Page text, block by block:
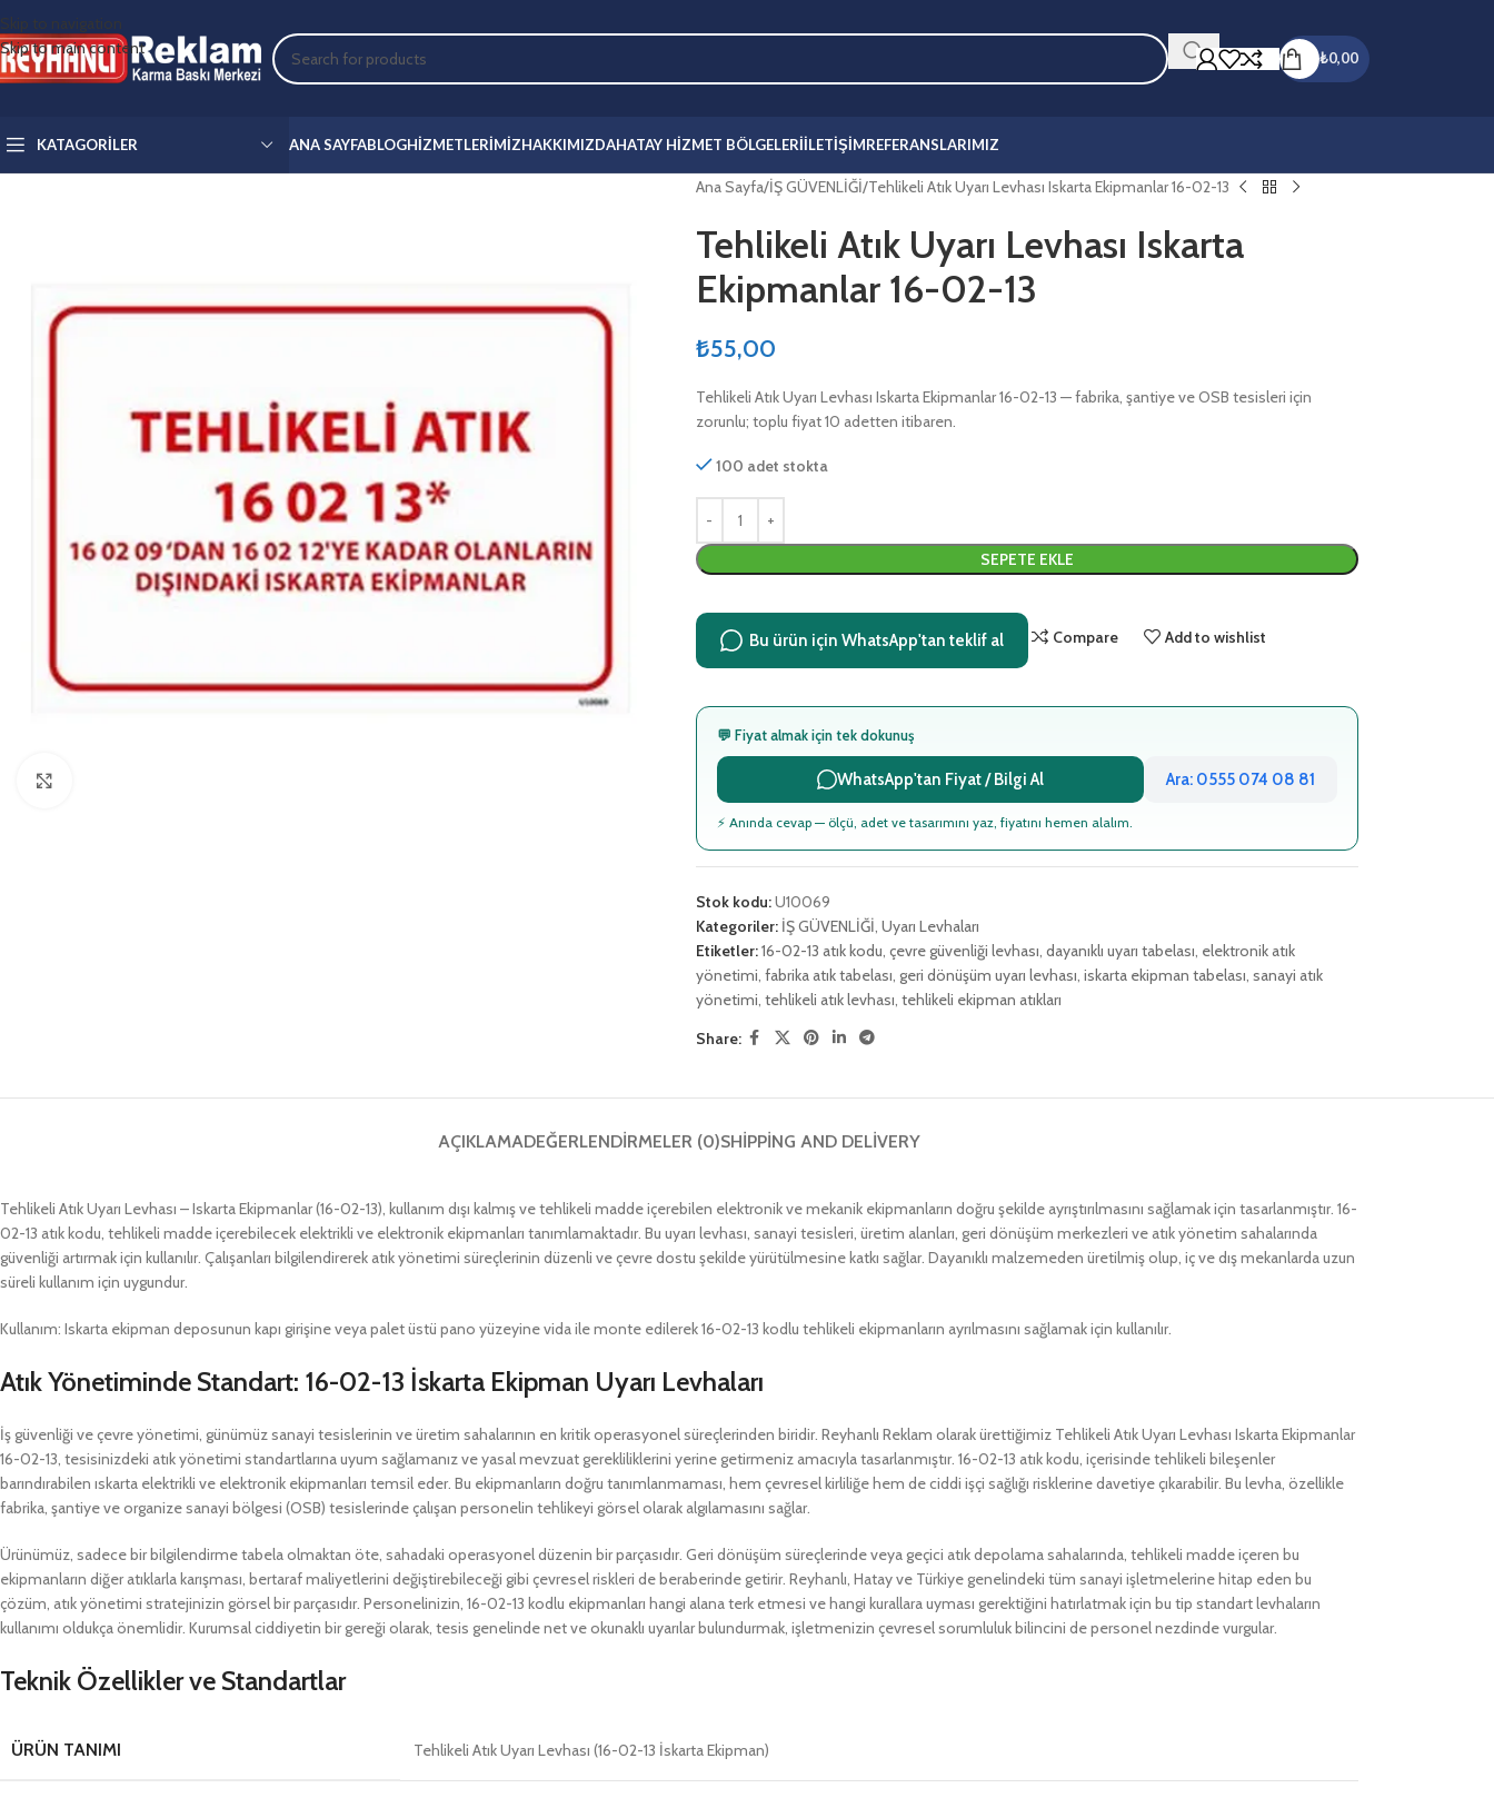
Skip to navigation
Skip to main content
₺0,00
KATAGORILER ANA SAYFABLOGHIZMETLERIMIZHAKKIMIZDAHATAY HIZMET BÖLGELERIİLETIŞIMREFERANSLARIMIZ
Ana Sayfa İŞ GÜVENLİĞİ Tehlikeli Atık Uyarı Levhası Iskarta Ekipmanlar 16-02-13
Tehlikeli Atık Uyarı Levhası Iskarta
Ekipmanlar 16-02-13
₺55,00
Tehlikeli Atık Uyarı Levhası Iskarta Ekipmanlar 16-02-13 — fabrika, şantiye ve OSB tesisleri için
zorunlu; toplu fiyat 10 adetten itibaren.
100 adet stokta
SEPETE EKLE
Bu ürün için WhatsApp'tan teklif al Compare Add to wishlist
💬 Fiyat almak için tek dokunuş
WhatsApp'tan Fiyat / Bilgi Al Ara: 0555 074 08 81
⚡ Anında cevap — ölçü, adet ve tasarımını yaz, fiyatını hemen alalım.
Stok kodu:U10069
Kategoriler: İŞ GÜVENLİĞİ, Uyarı Levhaları
Etiketler:16-02-13 atık kodu, çevre güvenliği levhası, dayanıklı uyarı tabelası, elektronik atık
yönetimi, fabrika atık tabelası, geri dönüşüm uyarı levhası, iskarta ekipman tabelası, sanayi atık
yönetimi, tehlikeli atık levhası, tehlikeli ekipman atıkları
Share:
AÇIKLAMADEĞERLENDIRMELER (0)SHIPPING AND DELIVERY
Tehlikeli Atık Uyarı Levhası – Iskarta Ekipmanlar (16-02-13), kullanım dışı kalmış ve tehlikeli madde içerebilen elektronik ve mekanik ekipmanların doğru şekilde ayrıştırılmasını sağlamak için tasarlanmıştır. 16-
02-13 atık kodu, tehlikeli madde içerebilecek elektrikli ve elektronik ekipmanları tanımlamaktadır. Bu uyarı levhası, sanayi tesisleri, üretim alanları, geri dönüşüm merkezleri ve atık yönetim sahalarında
güvenliği artırmak için kullanılır. Çalışanları bilgilendirerek atık yönetimi süreçlerinin düzenli ve çevre dostu şekilde yürütülmesine katkı sağlar. Dayanıklı malzemeden üretilmiş olup, iç ve dış mekanlarda uzun
süreli kullanım için uygundur.
Kullanım: Iskarta ekipman deposunun kapı girişine veya palet üstü pano yüzeyine vida ile monte edilerek 16-02-13 kodlu tehlikeli ekipmanların ayrılmasını sağlamak için kullanılır.
Atık Yönetiminde Standart: 16-02-13 İskarta Ekipman Uyarı Levhaları
İş güvenliği ve çevre yönetimi, günümüz sanayi tesislerinin ve üretim sahalarının en kritik operasyonel süreçlerinden biridir. Reyhanlı Reklam olarak ürettiğimiz Tehlikeli Atık Uyarı Levhası Iskarta Ekipmanlar
16-02-13, tesisinizdeki atık yönetimi standartlarına uyum sağlamanız ve yasal mevzuat gerekliliklerini yerine getirmeniz amacıyla tasarlanmıştır. 16-02-13 atık kodu, içerisinde tehlikeli bileşenler
barındırabilen ıskarta elektrikli ve elektronik ekipmanları temsil eder. Bu ekipmanların doğru tanımlanmaması, hem çevresel kirliliğe hem de ciddi işçi sağlığı risklerine davetiye çıkarabilir. Bu levha, özellikle
fabrika, şantiye ve organize sanayi bölgesi (OSB) tesislerinde çalışan personelin tehlikeyi görsel olarak algılamasını sağlar.
Ürünümüz, sadece bir bilgilendirme tabela olmaktan öte, sahadaki operasyonel düzenin bir parçasıdır. Geri dönüşüm süreçlerinde veya geçici atık depolama sahalarında, tehlikeli madde içeren bu
ekipmanların diğer atıklarla karışması, bertaraf maliyetlerini değiştirebileceği gibi çevresel riskleri de beraberinde getirir. Reyhanlı, Hatay ve Türkiye genelindeki tüm sanayi işletmelerine hitap eden bu
çözüm, atık yönetimi stratejinizin görsel bir parçasıdır. Personelinizin, 16-02-13 kodlu ekipmanları hangi alana terk etmesi ve hangi kurallara uyması gerektiğini hatırlatmak için bu tip standart levhaların
kullanımı oldukça önemlidir. Kurumsal ciddiyetin bir gereği olarak, tesis genelinde net ve okunaklı uyarılar bulundurmak, işletmenizin çevresel sorumluluk bilincini de personel nezdinde vurgular.
Teknik Özellikler ve Standartlar
ÜRÜN TANIMI Tehlikeli Atık Uyarı Levhası (16-02-13 İskarta Ekipman)